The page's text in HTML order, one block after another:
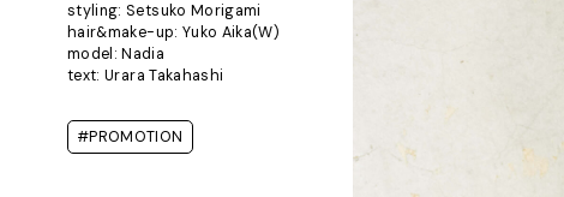
styling: Setsuko Morigami
hair&make-up: Yuko Aika(W)
model: Nadia
text: Urara Takahashi
#PROMOTION